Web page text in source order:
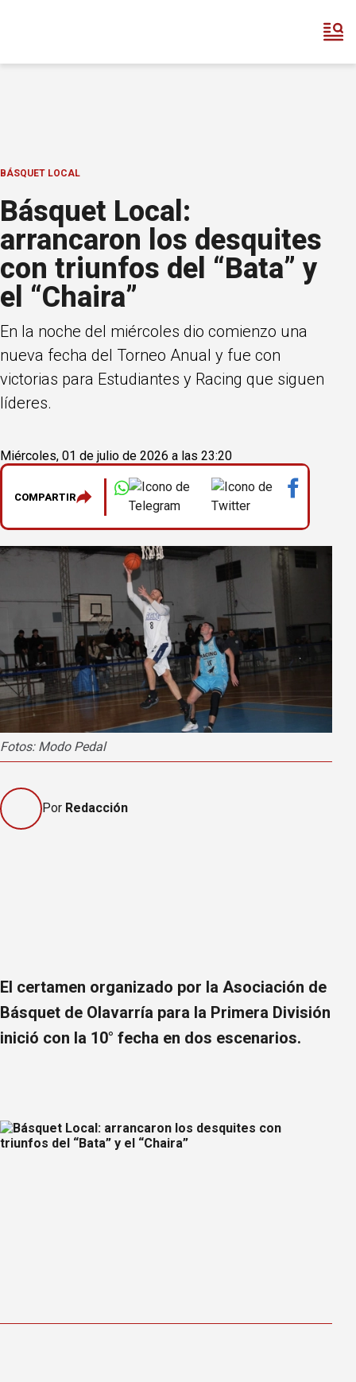
BÁSQUET LOCAL
Básquet Local:
arrancaron los desquites
con triunfos del “Bata” y
el “Chaira”
En la noche del miércoles dio comienzo una
nueva fecha del Torneo Anual y fue con
victorias para Estudiantes y Racing que siguen
líderes.
Miércoles, 01 de julio de 2026 a las 23:20
COMPARTIR
Fotos: Modo Pedal
Por Redacción
El certamen organizado por la Asociación de
Básquet de Olavarría para la Primera División
inició con la 10° fecha en dos escenarios.